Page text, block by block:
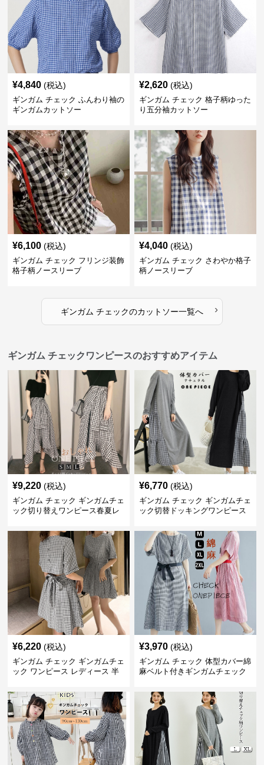
¥4,840 (税込)
ギンガム チェック ふんわり袖の
ギンガムカットソー
¥2,620 (税込)
ギンガム チェック 格子柄ゆった
り五分袖カットソー
¥6,100 (税込)
ギンガム チェック フリンジ装飾
格子柄ノースリーブ
¥4,040 (税込)
ギンガム チェック さわやか格子
柄ノースリーブ
ギンガム チェックのカットソー一覧へ ›
ギンガム チェックワンピースのおすすめアイテム
¥9,220 (税込)
ギンガム チェック ギンガムチェ
ック切り替えワンピース春夏レ
¥6,770 (税込)
ギンガム チェック ギンガムチェ
ック切替ドッキングワンピース
¥6,220 (税込)
ギンガム チェック ギンガムチェ
ック ワンピース レディース 半
¥3,970 (税込)
ギンガム チェック 体型カバー綿
麻ベルト付きギンガムチェック